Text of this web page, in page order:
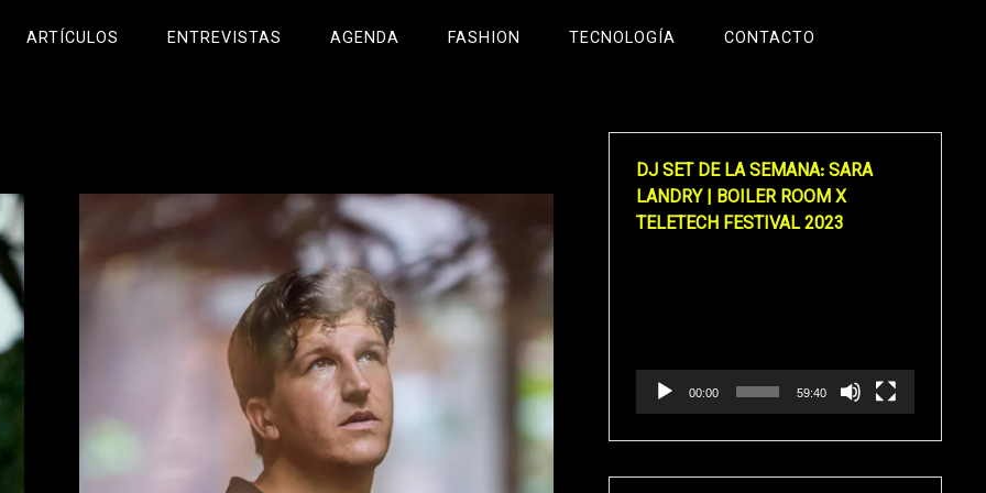
ARTÍCULOS ENTREVISTAS AGENDA FASHION TECNOLOGÍA CONTACTO
DJ SET DE LA SEMANA: SARA
LANDRY | BOILER ROOM X
TELETECH FESTIVAL 2023
00:00 59:40